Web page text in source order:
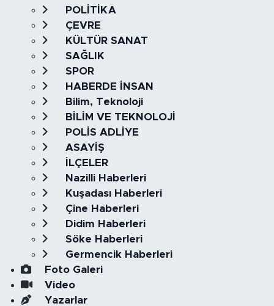
POLİTİKA
ÇEVRE
KÜLTÜR SANAT
SAĞLIK
SPOR
HABERDE İNSAN
Bilim, Teknoloji
BİLİM VE TEKNOLOJİ
POLİS ADLİYE
ASAYİŞ
İLÇELER
Nazilli Haberleri
Kuşadası Haberleri
Çine Haberleri
Didim Haberleri
Söke Haberleri
Germencik Haberleri
Foto Galeri
Video
Yazarlar